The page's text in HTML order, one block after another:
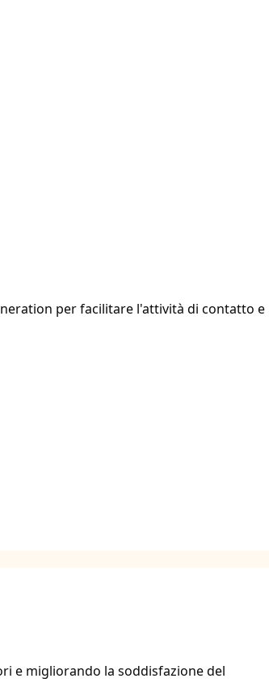
per facilitare l'attività di contatto e
e migliorando la soddisfazione del